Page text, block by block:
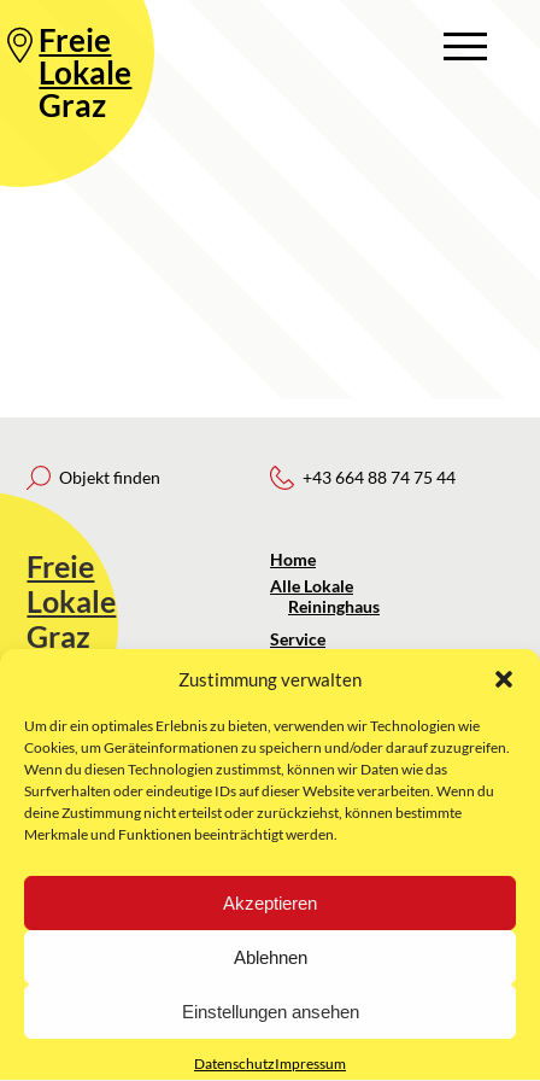
Zustimmung verwalten
Um dir ein optimales Erlebnis zu bieten, verwenden wir Technologien wie
Cookies, um Geräteinformationen zu speichern und/oder darauf zuzugreifen.
Wenn du diesen Technologien zustimmst, können wir Daten wie das
Surfverhalten oder eindeutige IDs auf dieser Website verarbeiten. Wenn du
deine Zustimmung nicht erteilst oder zurückziehst, können bestimmte
Merkmale und Funktionen beeinträchtigt werden.
Akzeptieren
Ablehnen
Einstellungen ansehen
DatenschutzImpressum
Freie
Lokale
Graz
Objekt finden
Freie
Lokale
Graz
Sie erreichen uns unter:
kontakt@freielokale-graz.at
Website by Rubikon Werbeagentur
GmbH
+43 664 88 74 75 44
Home
Alle Lokale
Reininghaus
Service
Über uns
Impressum
AGB
Datenschutz
E-Mail